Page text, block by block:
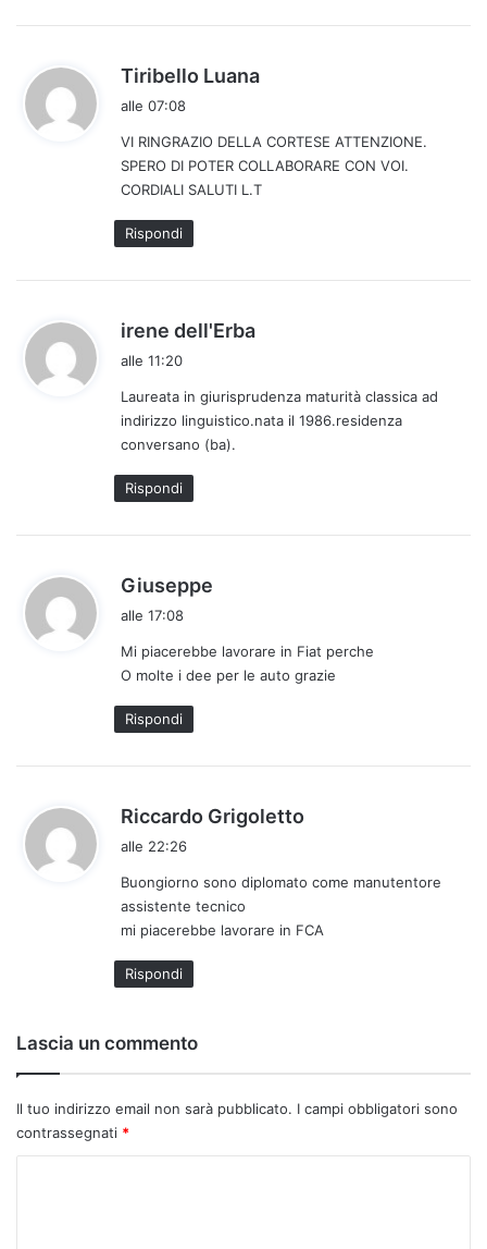
Tiribello Luana
e
t
alle 07:08
VI RINGRAZIO DELLA CORTESE ATTENZIONE.
SPERO DI POTER COLLABORARE CON VOI.
CORDIALI SALUTI L.T
Rispondi
irene dell'Erba
e
t
alle 11:20
Laureata in giurisprudenza maturità classica ad
indirizzo linguistico.nata il 1986.residenza
conversano (ba).
Rispondi
Giuseppe
e
t
alle 17:08
Mi piacerebbe lavorare in Fiat perche
O molte i dee per le auto grazie
Rispondi
Riccardo Grigoletto
e
t
alle 22:26
Buongiorno sono diplomato come manutentore
assistente tecnico
mi piacerebbe lavorare in FCA
Rispondi
Lascia un commento
Il tuo indirizzo email non sarà pubblicato. I campi obbligatori sono
contrassegnati *